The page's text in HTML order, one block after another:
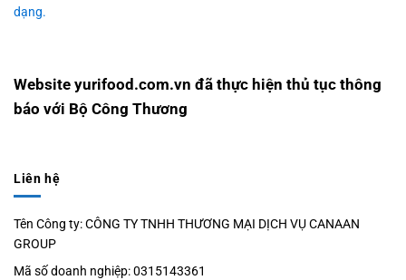
dạng.
Website yurifood.com.vn đã thực hiện thủ tục thông
báo với Bộ Công Thương
Liên hệ
Tên Công ty: CÔNG TY TNHH THƯƠNG MẠI DỊCH VỤ CANAAN
GROUP
Mã số doanh nghiệp: 0315143361